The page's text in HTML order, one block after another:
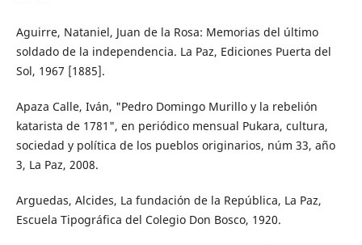
Aguirre, Nataniel, Juan de la Rosa: Memorias del último
soldado de la independencia. La Paz, Ediciones Puerta del
Sol, 1967 [1885].
Apaza Calle, Iván, "Pedro Domingo Murillo y la rebelión
katarista de 1781", en periódico mensual Pukara, cultura,
sociedad y política de los pueblos originarios, núm 33, año
3, La Paz, 2008.
Arguedas, Alcides, La fundación de la República, La Paz,
Escuela Tipográfica del Colegio Don Bosco, 1920.